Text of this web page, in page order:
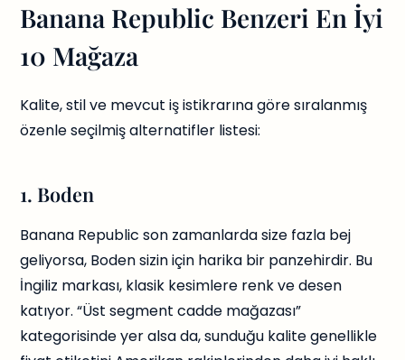
Banana Republic Benzeri En İyi
10 Mağaza
Kalite, stil ve mevcut iş istikrarına göre sıralanmış
özenle seçilmiş alternatifler listesi:
1. Boden
Banana Republic son zamanlarda size fazla bej
geliyorsa, Boden sizin için harika bir panzehirdir. Bu
İngiliz markası, klasik kesimlere renk ve desen
katıyor. “Üst segment cadde mağazası”
kategorisinde yer alsa da, sunduğu kalite genellikle